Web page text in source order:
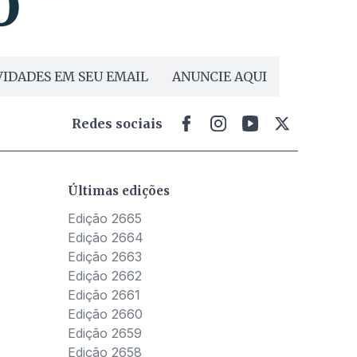
EM SEU EMAIL ANUNCIE AQUI
Redes sociais
Últimas edições
Edição 2665
Edição 2664
Edição 2663
Edição 2662
Edição 2661
Edição 2660
Edição 2659
Edição 2658